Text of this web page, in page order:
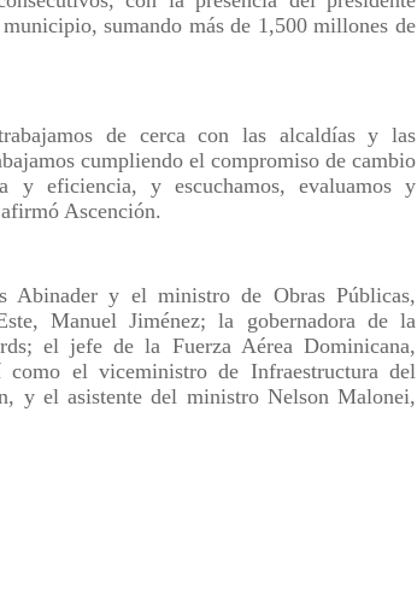
sumando más de 1,500 millones de
de cerca con las alcaldías y las
cumpliendo el compromiso de cambio
y eficiencia, y escuchamos, evaluamos y
Ascención.
Abinader y el ministro de Obras Públicas,
Manuel Jiménez; la gobernadora de la
el jefe de la Fuerza Aérea Dominicana,
el viceministro de Infraestructura del
y el asistente del ministro Nelson Malonei,